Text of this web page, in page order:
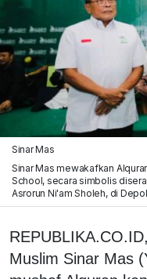
Sinar Mas
Sinar Mas mewakafkan
School, secara simbolis
Asrorun Ni'am Sholeh, di
Muslim Sinar Mas